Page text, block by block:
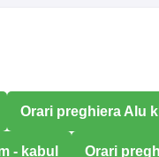
Orari preghiera Alu
- kabul Orari